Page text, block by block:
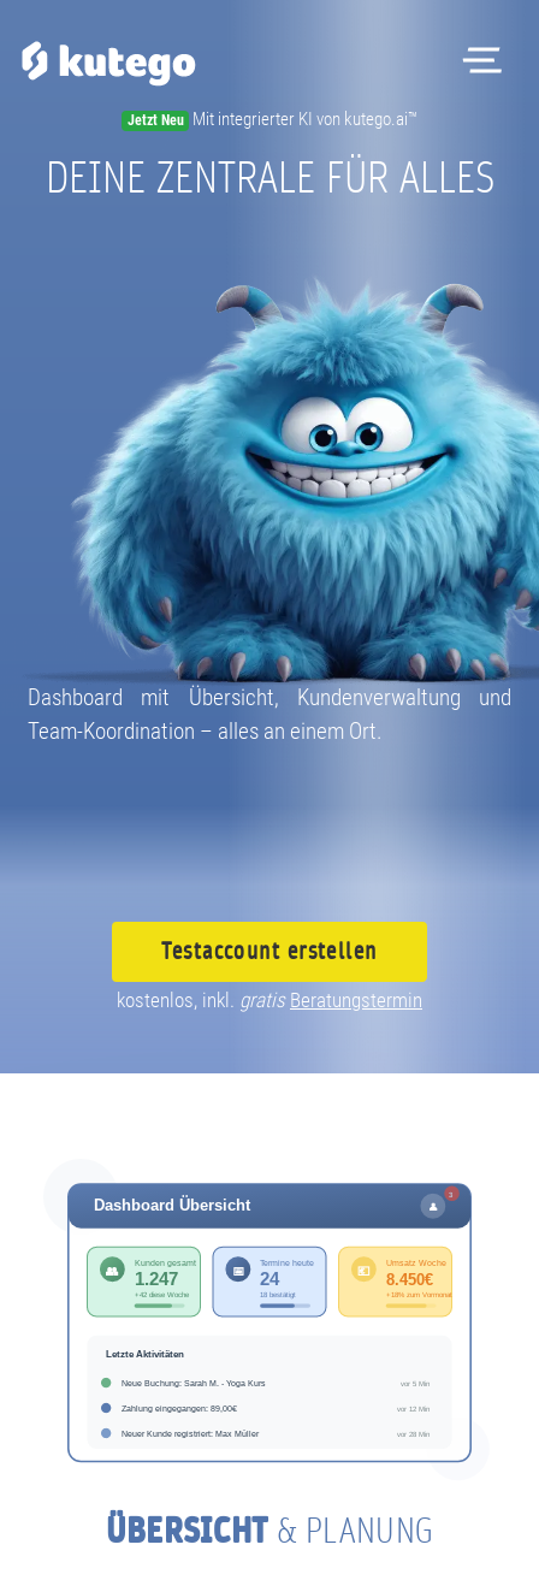
Jetzt Neu Mit integrierter KI von kutego.ai™
DEINE ZENTRALE FÜR ALLES
Dashboard mit Übersicht, Kundenverwaltung und
Team-Koordination – alles an einem Ort.
Testaccount erstellen
kostenlos, inkl. gratis Beratungstermin
ÜBERSICHT& PLANUNG